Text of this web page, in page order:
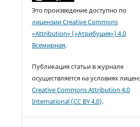
Это произведение доступно по
лицензии Creative Commons
«Attribution» («Атрибуция») 4.0
Всемирная.
Публикация статьи в журнале
осуществляется на условиях
Creative Commons Attribution 4.0
International (CC BY 4.0).